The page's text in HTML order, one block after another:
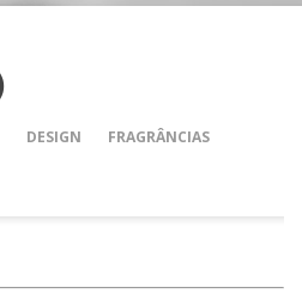
DESIGN
FRAGRÂNCIAS